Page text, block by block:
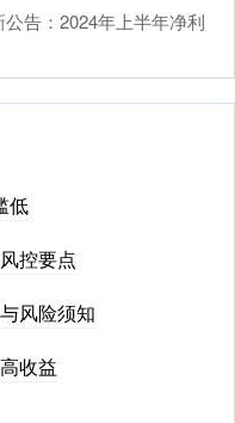
告：2024年上半年净利
低
控要点
风险须知
收益